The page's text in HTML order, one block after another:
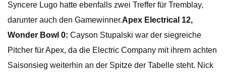
Syncere Lugo hatte ebenfalls zwei Treffer für Tremblay,
darunter auch den Gamewinner.Apex Electrical 12,
Wonder Bowl 0: Cayson Stupalski war der siegreiche
Pitcher für Apex, da die Electric Company mit ihrem achten
Saisonsieg weiterhin an der Spitze der Tabelle steht. Nick